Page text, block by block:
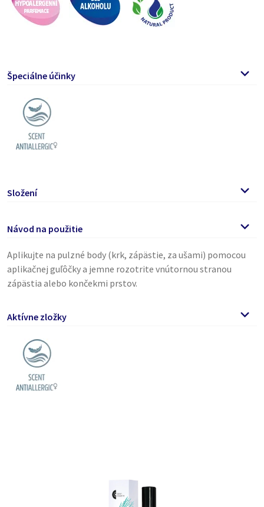
Špeciálne účinky
Složení
Caprylic/Capric Triglyceride.
Návod na použitie
Aplikujte na pulzné body (krk, zápästie, za ušami) pomocou
aplikačnej guľôčky a jemne rozotrite vnútornou stranou
zápästia alebo končekmi prstov.
Aktívne zložky